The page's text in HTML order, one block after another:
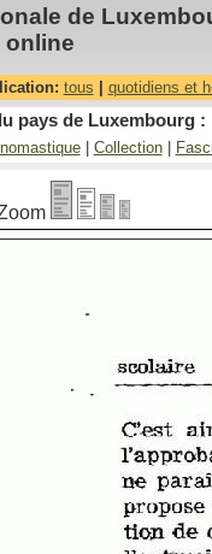
de
online
tous quotidiens et
pays de Luxembourg :
| Collection|